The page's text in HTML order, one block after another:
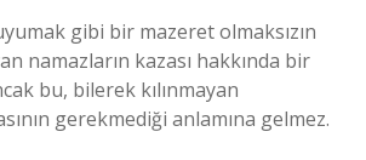
gibi bir mazeret olmaksızın
namazların kazası hakkında bir
bu, bilerek kılınmayan
gerekmediği anlamına gelmez.